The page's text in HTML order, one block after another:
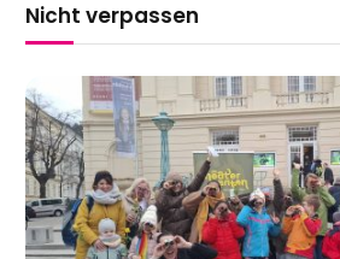
Nicht verpassen